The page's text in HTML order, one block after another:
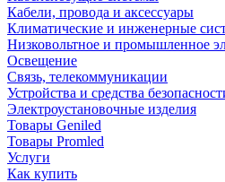
Кабели, провода и аксессуары
Климатические и инженерные
Низковольтное и промышленное
Освещение
Связь, телекоммуникации
Устройства и средства
Электроустановочные изделия
Товары Geniled
Товары Promled
Услуги
Как купить